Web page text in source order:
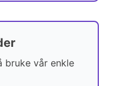
bruke vår enkle